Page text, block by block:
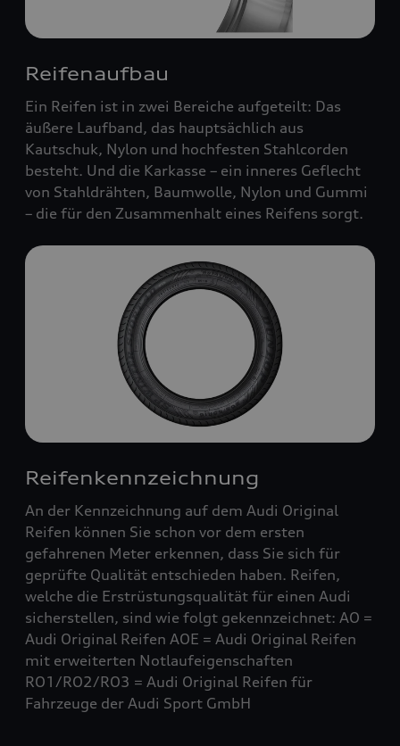
Reifenaufbau
Ein Reifen ist in zwei Bereiche aufgeteilt: Das
äußere Laufband, das hauptsächlich aus
Kautschuk, Nylon und hochfesten Stahlcorden
besteht. Und die Karkasse – ein inneres Geflecht
von Stahldrähten, Baumwolle, Nylon und Gummi
– die für den Zusammenhalt eines Reifens sorgt.
Reifenkennzeichnung
An der Kennzeichnung auf dem Audi Original
Reifen können Sie schon vor dem ersten
gefahrenen Meter erkennen, dass Sie sich für
geprüfte Qualität entschieden haben. Reifen,
welche die Erstrüstungsqualität für einen Audi
sicherstellen, sind wie folgt gekennzeichnet: AO =
Audi Original Reifen AOE = Audi Original Reifen
mit erweiterten Notlaufeigenschaften
RO1/RO2/RO3 = Audi Original Reifen für
Fahrzeuge der Audi Sport GmbH